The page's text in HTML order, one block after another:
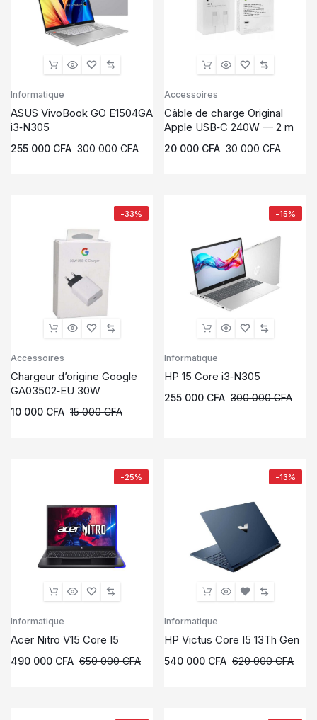
Informatique
ASUS VivoBook GO E1504GA
i3‑N305
300 000CFA
255 000 CFA
Accessoires
Câble de charge Original
Apple USB‑C 240W — 2 m
30 000CFA
20 000 CFA
-33%
Accessoires
Chargeur d’origine Google
GA03502‑EU 30W
15 000CFA
10 000 CFA
-15%
Informatique
HP 15 Core i3‑N305
300 000CFA
255 000 CFA
-25%
Informatique
Acer Nitro V15 Core I5
650 000CFA
490 000 CFA
-13%
Informatique
HP Victus Core I5 13Th Gen
620 000CFA
540 000 CFA